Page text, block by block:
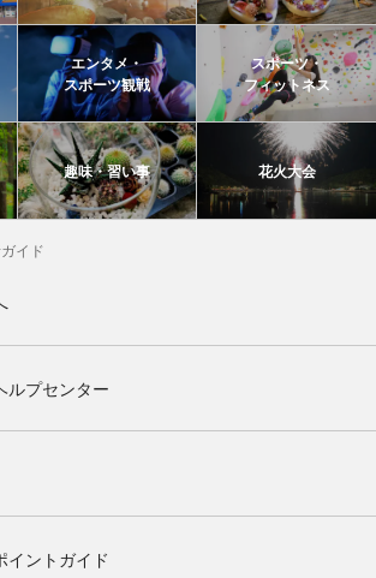
エンタメ・
スポーツ観戦
スポーツ・
フィットネス
趣味・習い事 花火大会
イド
ルプセンター
イントガイド